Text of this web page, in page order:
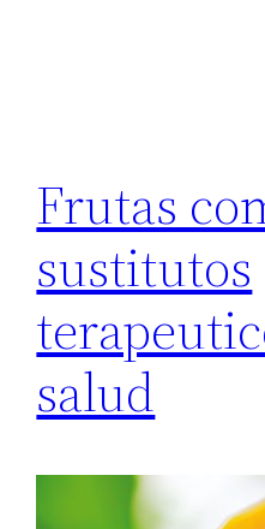
Frutas
sustitutos
salud